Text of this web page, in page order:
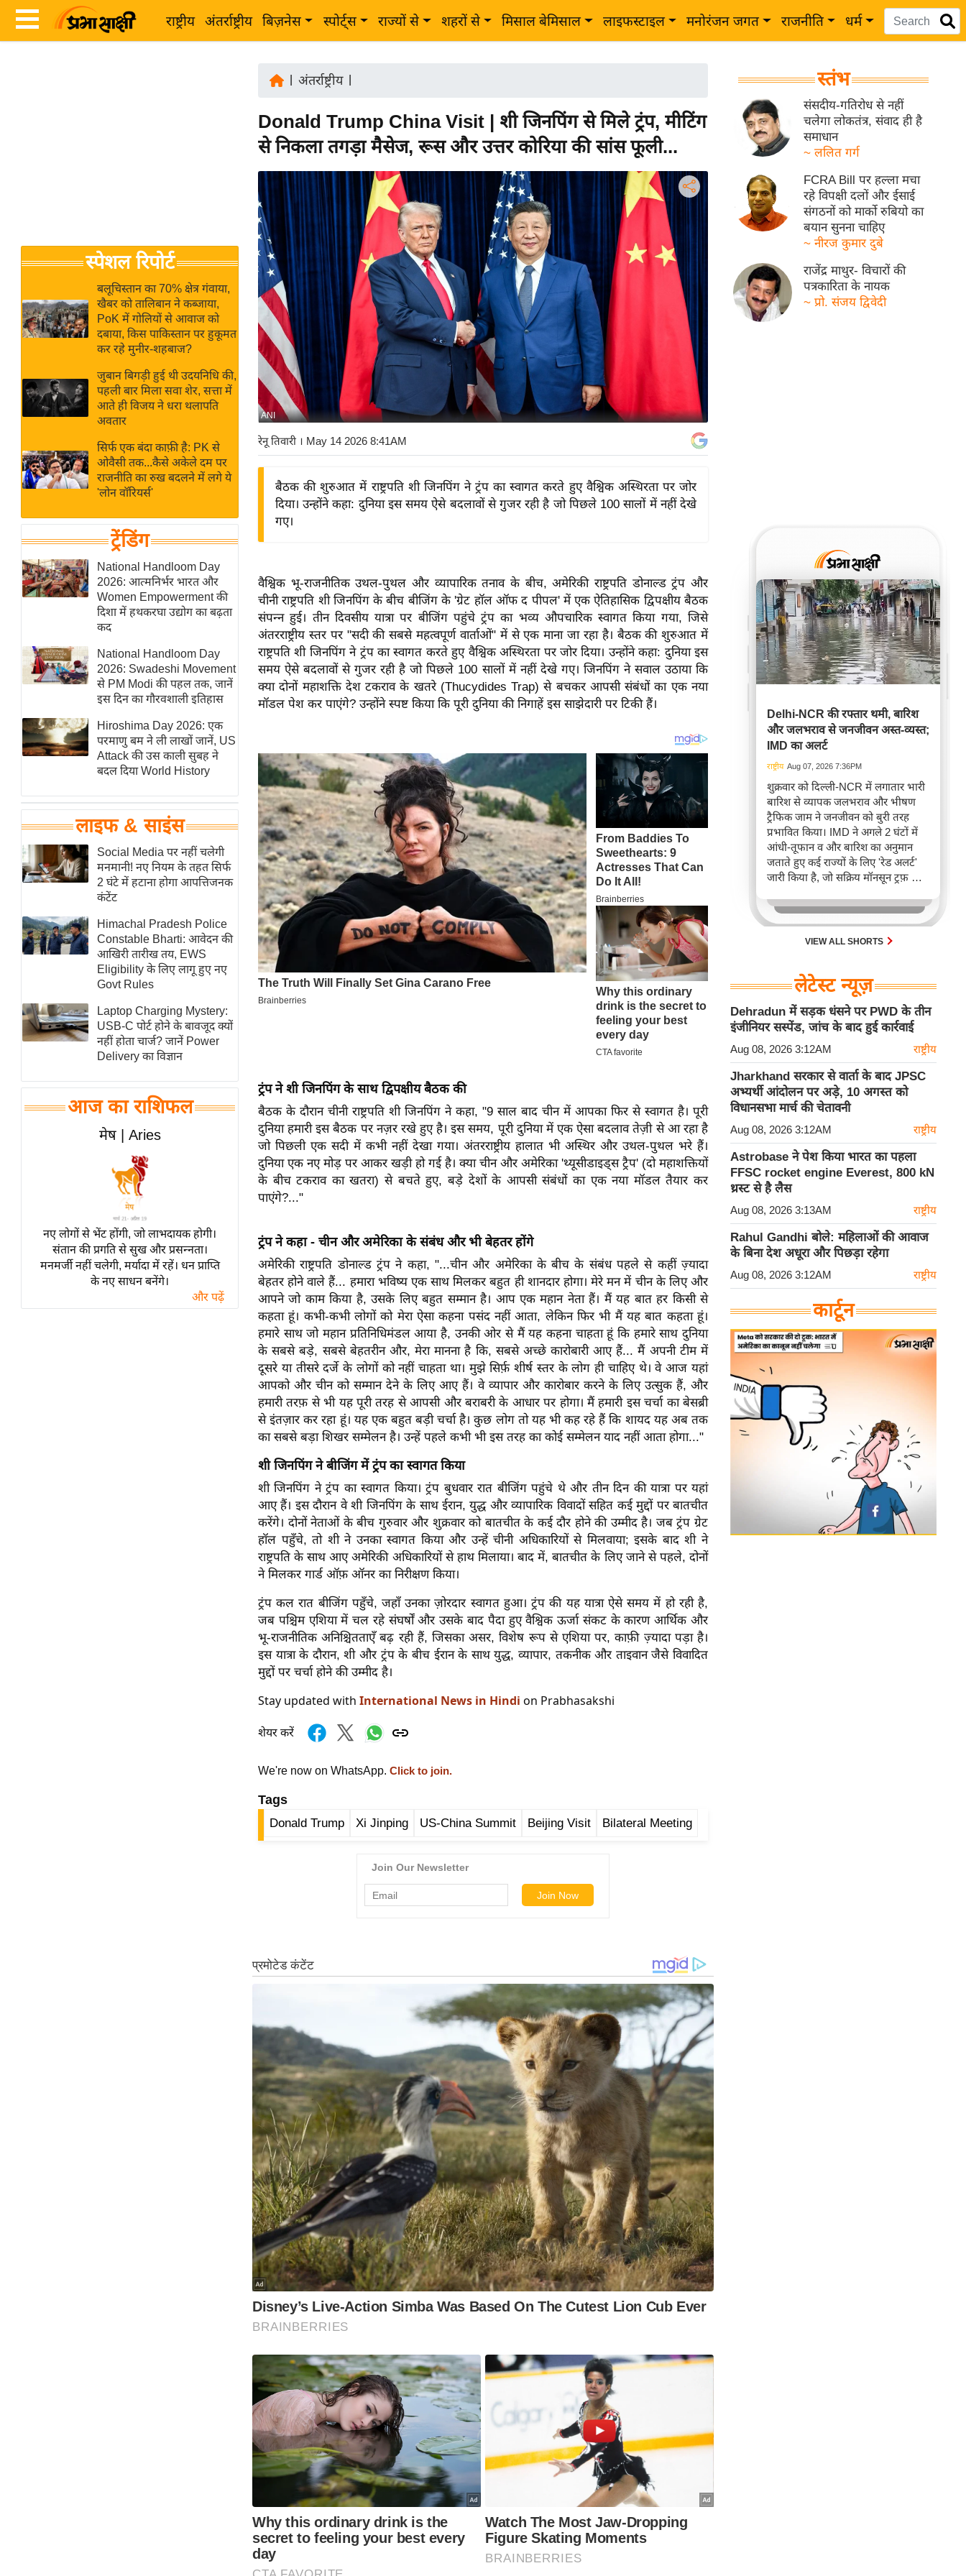
राष्ट्रीय अंतर्राष्ट्रीय बिज़नेस स्पोर्ट्स राज्यों से शहरों से मिसाल बेमिसाल लाइफस्टाइल मनोरंजन जगत राजनीति धर्म
Breaking
News in
Hindi
Hindi
Videos
जगत
राय
बजट
IPL
2026
ई-पेपर
मिसाल बेमिसाल
शख्सियत
यंग इंडिया
साहित्य जगत
ऑटो वर्ल्ड
न्यूज ब्रीफ
मनोरंजन जगत
बॉलीवुड
हॉलीवुड
फिल्म समीक्षा
Breaking
News
लाइफस्टाइल
टेक्नॉलॉजी
घरेलू नुस्खे
पर्यटन स्थल
फिटनेस मंत्रा
रिलेशनशिप
राजनीति
विश्लेषण
समसामयिक
मातृभूमि
एम.
आर.
आई.
समीक्षा
धर्म
ज्योतिष
त्योहार
राशिफल
विशेष
स्पेशल रिपोर्ट
बलूचिस्तान का 70% क्षेत्र गंवाया,
खैबर को तालिबान ने कब्जाया,
PoK में गोलियों से आवाज को
दबाया, किस पाकिस्तान पर हुकूमत
कर रहे मुनीर-शहबाज?
जुबान बिगड़ी हुई थी उदयनिधि की,
पहली बार मिला सवा शेर, सत्ता में
आते ही विजय ने धरा थलापति
अवतार
सिर्फ एक बंदा काफ़ी है: PK से
ओवैसी तक...कैसे अकेले दम पर
राजनीति का रुख बदलने में लगे ये
'लोन वॉरियर्स'
ट्रेंडिंग
National Handloom Day
2026: आत्मनिर्भर भारत और
Women Empowerment की
दिशा में हथकरघा उद्योग का बढ़ता
कद
National Handloom Day
2026: Swadeshi Movement
से PM Modi की पहल तक, जानें
इस दिन का गौरवशाली इतिहास
Hiroshima Day 2026: एक
परमाणु बम ने ली लाखों जानें, US
Attack की उस काली सुबह ने
बदल दिया World History
लाइफ & साइंस
Social Media पर नहीं चलेगी
मनमानी! नए नियम के तहत सिर्फ
2 घंटे में हटाना होगा आपत्तिजनक
कंटेंट
Himachal Pradesh Police
Constable Bharti: आवेदन की
आखिरी तारीख तय, EWS
Eligibility के लिए लागू हुए नए
Govt Rules
Laptop Charging Mystery:
USB-C पोर्ट होने के बावजूद क्यों
नहीं होता चार्ज? जानें Power
Delivery का विज्ञान
आज का राशिफल
मेष | Aries
नए लोगों से भेंट होंगी, जो लाभदायक होगी।
संतान की प्रगति से सुख और प्रसन्नता।
मनमर्जी नहीं चलेगी, मर्यादा में रहें। धन प्राप्ति
के नए साधन बनेंगे।
और पढ़ें
अंतर्राष्ट्रीय|
Donald Trump China Visit | शी जिनपिंग से मिले ट्रंप, मीटिंग
से निकला तगड़ा मैसेज, रूस और उत्तर कोरिया की सांस फूली...
ANI
रेनू तिवारी । May 14 2026 8:41AM
बैठक की शुरुआत में राष्ट्रपति शी जिनपिंग ने ट्रंप का स्वागत करते हुए वैश्विक अस्थिरता पर जोर
दिया। उन्होंने कहा: दुनिया इस समय ऐसे बदलावों से गुजर रही है जो पिछले 100 सालों में नहीं देखे
गए।
वैश्विक भू-राजनीतिक उथल-पुथल और व्यापारिक तनाव के बीच, अमेरिकी राष्ट्रपति डोनाल्ड ट्रंप और
चीनी राष्ट्रपति शी जिनपिंग के बीच बीजिंग के 'ग्रेट हॉल ऑफ द पीपल' में एक ऐतिहासिक द्विपक्षीय बैठक
संपन्न हुई। तीन दिवसीय यात्रा पर बीजिंग पहुंचे ट्रंप का भव्य औपचारिक स्वागत किया गया, जिसे
अंतरराष्ट्रीय स्तर पर "सदी की सबसे महत्वपूर्ण वार्ताओं" में से एक माना जा रहा है। बैठक की शुरुआत में
राष्ट्रपति शी जिनपिंग ने ट्रंप का स्वागत करते हुए वैश्विक अस्थिरता पर जोर दिया। उन्होंने कहा: दुनिया इस
समय ऐसे बदलावों से गुजर रही है जो पिछले 100 सालों में नहीं देखे गए। जिनपिंग ने सवाल उठाया कि
क्या दोनों महाशक्ति देश टकराव के खतरे (Thucydides Trap) से बचकर आपसी संबंधों का एक नया
मॉडल पेश कर पाएंगे? उन्होंने स्पष्ट किया कि पूरी दुनिया की निगाहें इस साझेदारी पर टिकी हैं।
ट्रंप ने शी जिनपिंग के साथ द्विपक्षीय बैठक की
बैठक के दौरान चीनी राष्ट्रपति शी जिनपिंग ने कहा, "9 साल बाद चीन में आपका फिर से स्वागत है। पूरी
दुनिया हमारी इस बैठक पर नज़र रखे हुए है। इस समय, पूरी दुनिया में एक ऐसा बदलाव तेज़ी से आ रहा है
जो पिछली एक सदी में कभी नहीं देखा गया। अंतरराष्ट्रीय हालात भी अस्थिर और उथल-पुथल भरे हैं।
दुनिया एक नए मोड़ पर आकर खड़ी हो गई है। क्या चीन और अमेरिका 'थ्यूसीडाइड्स ट्रैप' (दो महाशक्तियों
के बीच टकराव का खतरा) से बचते हुए, बड़े देशों के आपसी संबंधों का एक नया मॉडल तैयार कर
पाएंगे?..."
ट्रंप ने कहा - चीन और अमेरिका के संबंध और भी बेहतर होंगे
अमेरिकी राष्ट्रपति डोनाल्ड ट्रंप ने कहा, "...चीन और अमेरिका के बीच के संबंध पहले से कहीं ज़्यादा
बेहतर होने वाले हैं... हमारा भविष्य एक साथ मिलकर बहुत ही शानदार होगा। मेरे मन में चीन के लिए और
आपने जो काम किया है, उसके लिए बहुत सम्मान है। आप एक महान नेता हैं। मैं यह बात हर किसी से
कहता हूं। कभी-कभी लोगों को मेरा ऐसा कहना पसंद नहीं आता, लेकिन फिर भी मैं यह बात कहता हूं।
हमारे साथ जो महान प्रतिनिधिमंडल आया है, उनकी ओर से मैं यह कहना चाहता हूं कि हमारे साथ दुनिया
के सबसे बड़े, सबसे बेहतरीन और, मेरा मानना ​​है कि, सबसे अच्छे कारोबारी आए हैं... मैं अपनी टीम में
दूसरे या तीसरे दर्जे के लोगों को नहीं चाहता था। मुझे सिर्फ़ शीर्ष स्तर के लोग ही चाहिए थे। वे आज यहां
आपको और चीन को सम्मान देने के लिए आए हैं। वे व्यापार और कारोबार करने के लिए उत्सुक हैं, और
हमारी तरफ़ से भी यह पूरी तरह से आपसी और बराबरी के आधार पर होगा। मैं हमारी इस चर्चा का बेसब्री
से इंतज़ार कर रहा हूं। यह एक बहुत बड़ी चर्चा है। कुछ लोग तो यह भी कह रहे हैं कि शायद यह अब तक
का सबसे बड़ा शिखर सम्मेलन है। उन्हें पहले कभी भी इस तरह का कोई सम्मेलन याद नहीं आता होगा..."
शी जिनपिंग ने बीजिंग में ट्रंप का स्वागत किया
शी जिनपिंग ने ट्रंप का स्वागत किया। ट्रंप बुधवार रात बीजिंग पहुंचे थे और तीन दिन की यात्रा पर यहां
आए हैं। इस दौरान वे शी जिनपिंग के साथ ईरान, युद्ध और व्यापारिक विवादों सहित कई मुद्दों पर बातचीत
करेंगे। दोनों नेताओं के बीच गुरुवार और शुक्रवार को बातचीत के कई दौर होने की उम्मीद है। जब ट्रंप ग्रेट
हॉल पहुँचे, तो शी ने उनका स्वागत किया और उन्हें चीनी अधिकारियों से मिलवाया; इसके बाद शी ने
राष्ट्रपति के साथ आए अमेरिकी अधिकारियों से हाथ मिलाया। बाद में, बातचीत के लिए जाने से पहले, दोनों
ने मिलकर गार्ड ऑफ़ ऑनर का निरीक्षण किया।
ट्रंप कल रात बीजिंग पहुँचे, जहाँ उनका ज़ोरदार स्वागत हुआ। ट्रंप की यह यात्रा ऐसे समय में हो रही है,
जब पश्चिम एशिया में चल रहे संघर्षों और उसके बाद पैदा हुए वैश्विक ऊर्जा संकट के कारण आर्थिक और
भू-राजनीतिक अनिश्चितताएँ बढ़ रही हैं, जिसका असर, विशेष रूप से एशिया पर, काफ़ी ज़्यादा पड़ा है।
इस यात्रा के दौरान, शी और ट्रंप के बीच ईरान के साथ युद्ध, व्यापार, तकनीक और ताइवान जैसे विवादित
मुद्दों पर चर्चा होने की उम्मीद है।
Stay updated with International News in Hindi on Prabhasakshi
शेयर करें
We're now on WhatsApp. Click to join.
Tags
Donald Trump Xi Jinping US-China Summit Beijing Visit Bilateral Meeting
स्तंभ
संसदीय-गतिरोध से नहीं
चलेगा लोकतंत्र, संवाद ही है
समाधान
~ ललित गर्ग
FCRA Bill पर हल्ला मचा
रहे विपक्षी दलों और ईसाई
संगठनों को मार्को रुबियो का
बयान सुनना चाहिए
~ नीरज कुमार दुबे
राजेंद्र माथुर- विचारों की
पत्रकारिता के नायक
~ प्रो. संजय द्विवेदी
Delhi-NCR की रफ्तार थमी, बारिश
और जलभराव से जनजीवन अस्त-व्यस्त;
IMD का अलर्ट
राष्ट्रीय Aug 07, 2026 7:36PM
शुक्रवार को दिल्ली-NCR में लगातार भारी
बारिश से व्यापक जलभराव और भीषण
ट्रैफिक जाम ने जनजीवन को बुरी तरह
प्रभावित किया। IMD ने अगले 2 घंटों में
आंधी-तूफान व और बारिश का अनुमान
जताते हुए कई राज्यों के लिए 'रेड अलर्ट'
जारी किया है, जो सक्रिय मॉनसून ट्रफ़ और
जिससे यातायात बाधित होने के साथ-साथ
सफदरजंग अस्पताल में भी जलभराव की
स्थिति बनी।VIEW ALL SHORTS
लेटेस्ट न्यूज़
Dehradun में सड़क धंसने पर PWD के तीन
इंजीनियर सस्पेंड, जांच के बाद हुई कार्रवाई
Aug 08, 2026 3:12AM राष्ट्रीय
Jharkhand सरकार से वार्ता के बाद JPSC
अभ्यर्थी आंदोलन पर अड़े, 10 अगस्त को
विधानसभा मार्च की चेतावनी
Aug 08, 2026 3:12AM राष्ट्रीय
Astrobase ने पेश किया भारत का पहला
FFSC rocket engine Everest, 800 kN
थ्रस्ट से है लैस
Aug 08, 2026 3:13AM राष्ट्रीय
Rahul Gandhi बोले: महिलाओं की आवाज
के बिना देश अधूरा और पिछड़ा रहेगा
Aug 08, 2026 3:12AM राष्ट्रीय
कार्टून